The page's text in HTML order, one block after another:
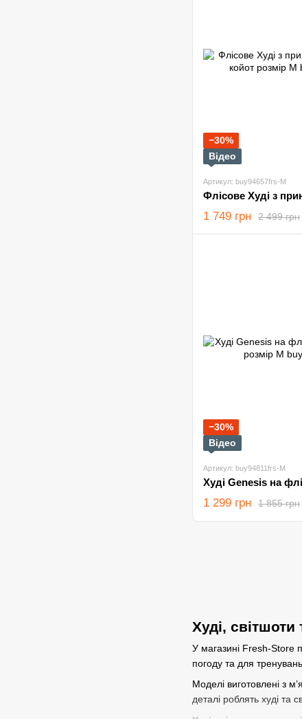
Худі,
У магазині Fresh-Store
погоду та для
Моделі виготовлені з
деталі роблять худі та
−30%
Відео
Артикул: buy94657frs-M
2 499 грн
1 749 грн
−30%
Відео
Артикул: buy94811frs-M
1 855 грн
1 299 грн